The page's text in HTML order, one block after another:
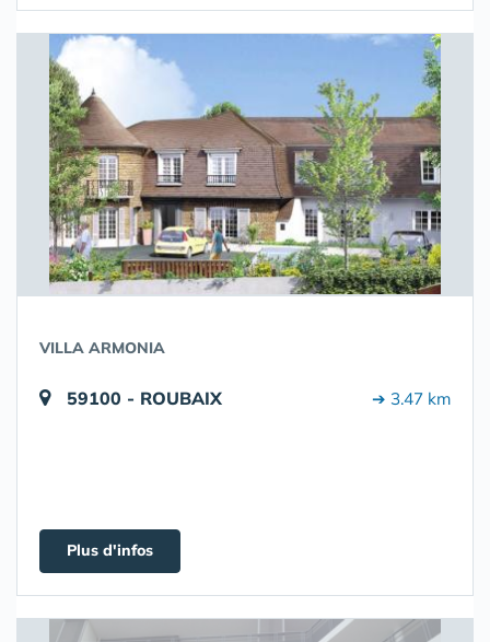
VILLA ARMONIA
59100 - ROUBAIX ➔ 3.47 km
Plus d'infos